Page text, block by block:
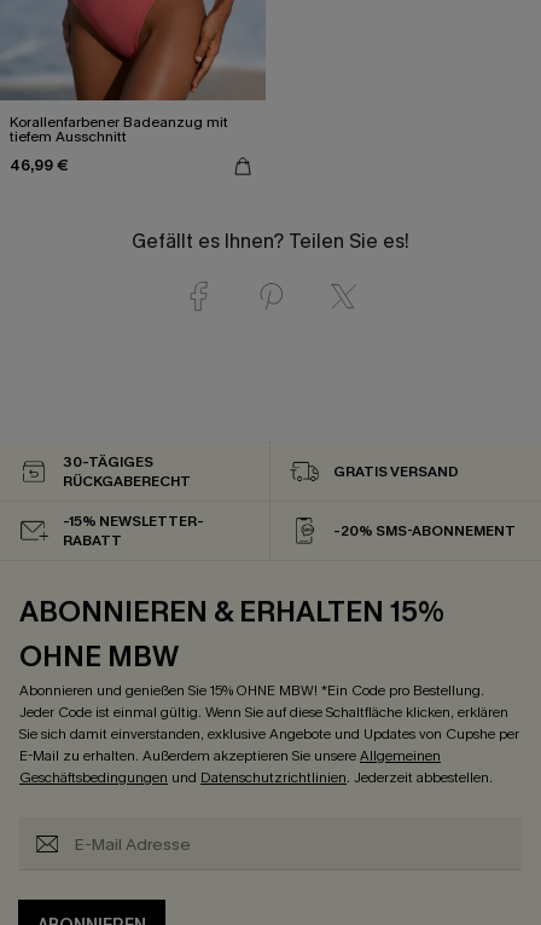
Korallenfarbener Badeanzug mit
tiefem Ausschnitt
46,99 €
Gefällt es Ihnen? Teilen Sie es!
30-TÄGIGES
RÜCKGABERECHT
GRATIS VERSAND
-15% NEWSLETTER-
RABATT
-20% SMS-ABONNEMENT
ABONNIEREN & ERHALTEN 15%
OHNE MBW
Abonnieren und genießen Sie 15% OHNE MBW! *Ein Code pro Bestellung.
Jeder Code ist einmal gültig. Wenn Sie auf diese Schaltfläche klicken, erklären
Sie sich damit einverstanden, exklusive Angebote und Updates von Cupshe per
E-Mail zu erhalten. Außerdem akzeptieren Sie unsereAllgemeinen
Geschäftsbedingungen und Datenschutzrichtlinien. Jederzeit abbestellen.